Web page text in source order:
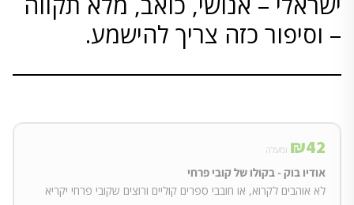
– וסיפור כזה צריך להישמע.
₪42 ומעלה
אודיו בוק - בקולו של קובי פרחי
לא אוהבים לקרוא, או חובבי ספרים קוליים ורוצים שקובי פרחי יקריא